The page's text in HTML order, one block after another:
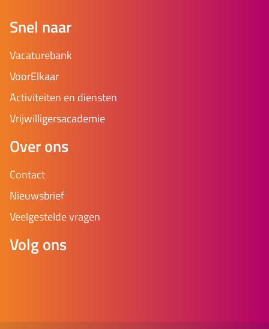
Snel naar
Vacaturebank
VoorElkaar
Activiteiten en diensten
Vrijwilligersacademie
Over ons
Contact
Nieuwsbrief
Veelgestelde vragen
Volg ons